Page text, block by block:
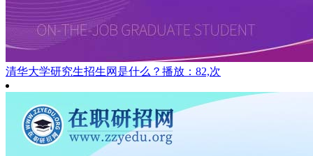
清华大学研究生招生网是什么？ 播放：82,次